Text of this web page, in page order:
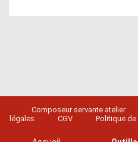
Composeur servante atelier
légales
CGV Politique